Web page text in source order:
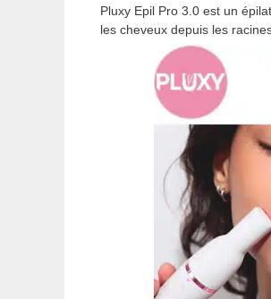
Pluxy Epil Pro 3.0 est un
les cheveux depuis les